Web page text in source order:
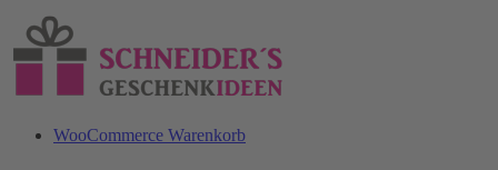
Inhalt
springen
WooCommerce Warenkorb